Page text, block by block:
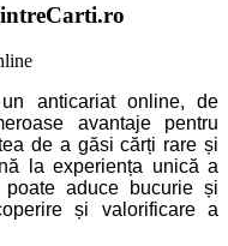
anticariat online, de
avantaje pentru
de a găsi cărți rare și
la experiența unică a
poate aduce bucurie și
și valorificare a